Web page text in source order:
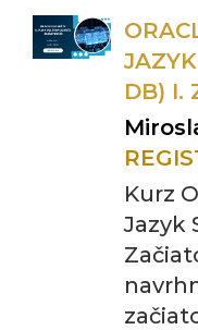
DB) I.
Kurz
Jazyk